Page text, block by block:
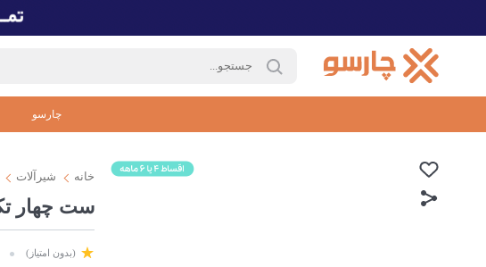
چارسو
خانه شیرآلات
ست چهار
(بدون امتیاز)